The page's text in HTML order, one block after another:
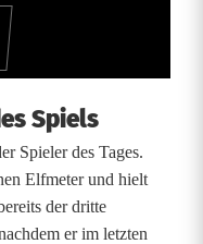
Spiels
Spieler des Tages.
Elfmeter und hielt
der dritte
er im letzten